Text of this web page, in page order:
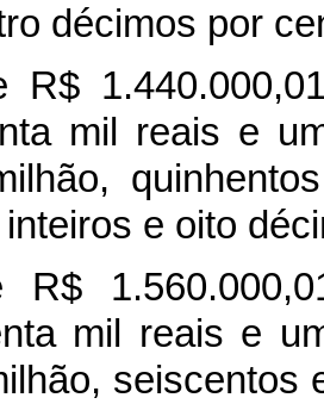
décimos por
R$
mil reais e
e oito
R$
mil reais e
seiscentos